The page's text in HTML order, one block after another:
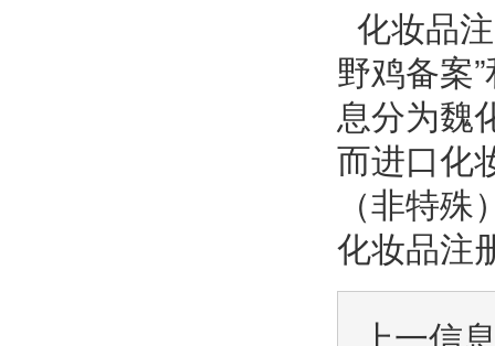
化妆品
野鸡备案
息分为魏
而进口化
（非特殊
化妆品注
上一信